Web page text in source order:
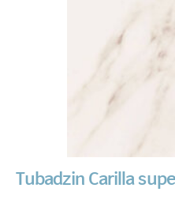
Tubadzin Carilla